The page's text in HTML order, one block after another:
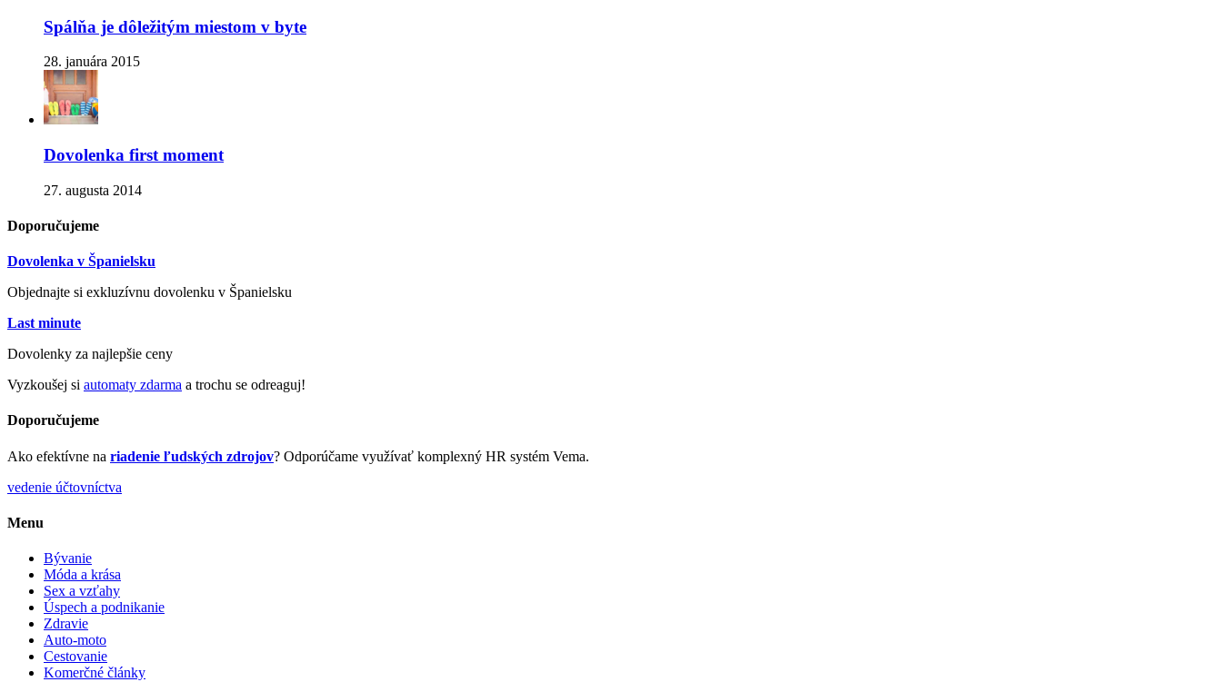
Spálňa je dôležitým miestom v byte
28. januára 2015
Dovolenka first moment
27. augusta 2014
Doporučujeme
Dovolenka v Španielsku
Objednajte si exkluzívnu dovolenku v Španielsku
Last minute
Dovolenky za najlepšie ceny
Vyzkoušej si automaty zdarma a trochu se odreaguj!
Doporučujeme
Ako efektívne na riadenie ľudských zdrojov? Odporúčame využívať komplexný HR systém Vema.
vedenie účtovníctva
Menu
Bývanie
Móda a krása
Sex a vzťahy
Úspech a podnikanie
Zdravie
Auto-moto
Cestovanie
Komerčné články